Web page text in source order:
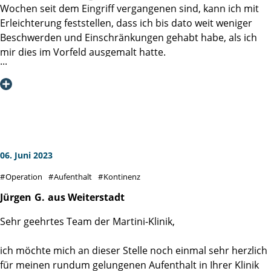
Nochmals herzlichen Dank an alle die mir in dieser Zeit
geholfen haben.
Herzliche Grüße aus Schmitten/Ts
Wochen seit dem Eingriff vergangenen sind, kann ich mit
Erleichterung feststellen, dass ich bis dato weit weniger
Beschwerden und Einschränkungen gehabt habe, als ich
mir dies im Vorfeld ausgemalt hatte.
Ich hatte auch unmittelbar nach der Operation keine
knapp einer Woche bin ich mit Katheder aus der Martini-
von meinem Urologen vor Ort gezogen und ich war schon
unmittelbar danach weitestgehend kontinent. Einzig mit
zurück, ansonsten fühle ich mich in meinem normalen
06. Juni 2023
Operation Aufenthalt Kontinenz
Jürgen G. aus Weiterstadt
Sehr geehrtes Team der Martini-Klinik,
ich möchte mich an dieser Stelle noch einmal sehr herzlich
für meinen rundum gelungenen Aufenthalt in Ihrer Klinik